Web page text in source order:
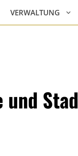
VERWALTUNG
und